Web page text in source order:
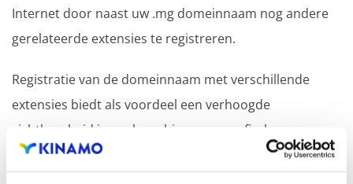
Internet door naast uw .mg domeinnaam nog andere
gerelateerde extensies te registreren.
Registratie van de domeinnaam met verschillende
extensies biedt als voordeel een verhoogde
zichtbaarheid in zoekmachines, geografische
aanwezigheid en verbeterde aanwezigheid bij lokale